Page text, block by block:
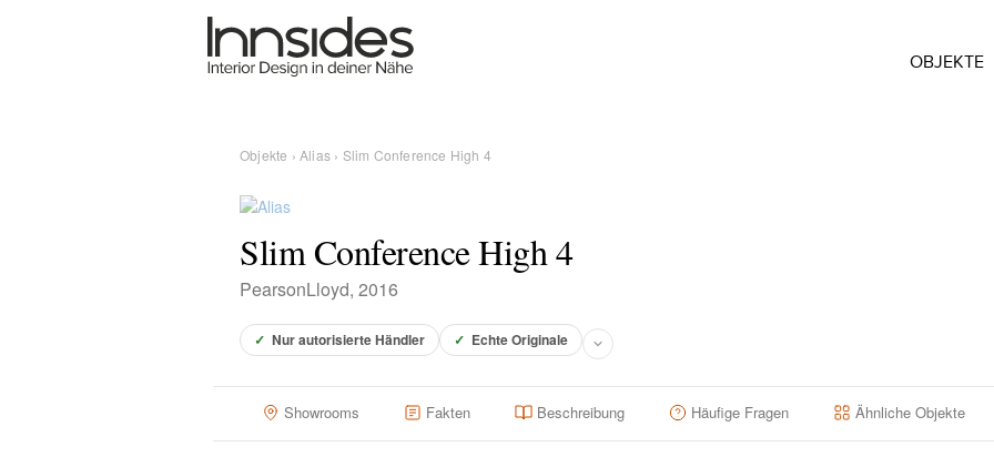
OBJEKTE
Objekte ›Alias › Slim Conference High 4
Slim Conference High 4
PearsonLloyd, 2016
✓ Nur autorisierte Händler ✓ Echte Originale
Showrooms Fakten Beschreibung Häufige Fragen Ähnliche Objekte